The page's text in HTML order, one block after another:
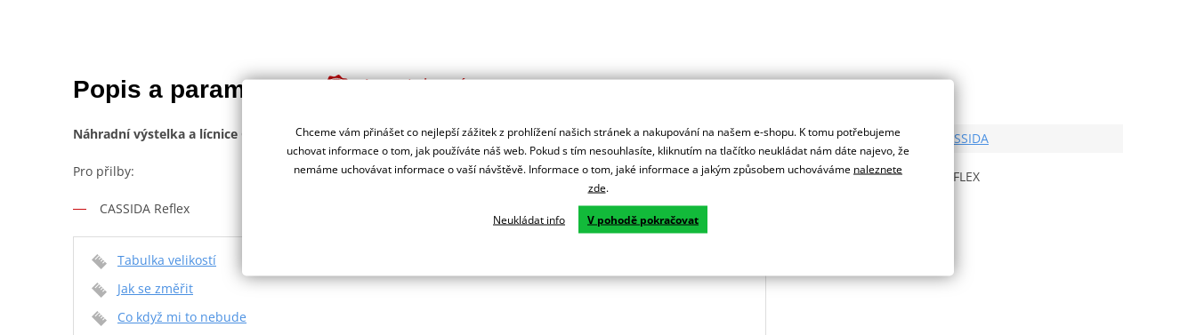
Popis a parametry
Jsme autorizovaný
Náhradní výstelka a lícnice CASSIDA
Pro přilby:
CASSIDA Reflex
Tabulka velikostí
Jak se změřit
Co když mi to nebude
Výrobce
CASSIDA
Model od
REFLEX
Chceme vám přinášet co nejlepší zážitek z prohlížení našich stránek a nakupování na našem e-shopu. K tomu potřebujeme
uchovat informace o tom, jak používáte náš web. Pokud s tím nesouhlasíte, kliknutím na tlačítko neukládat nám dáte najevo, že
nemáme uchovávat informace o vaší návštěvě. Informace o tom, jaké informace a jakým způsobem uchováváme naleznete
zde.
Neukládat info V pohodě pokračovat